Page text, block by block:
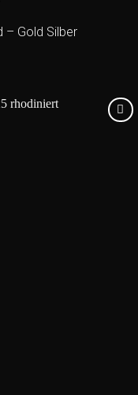
– Gold Silber